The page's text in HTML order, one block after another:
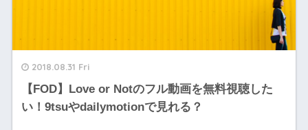
2018.08.31 Fri
【FOD】Love or Notのフル動画を無料視聴した
い！9tsuやdailymotionで見れる？